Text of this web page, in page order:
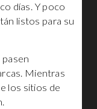
días. Y poco
listos para su
Mientras
los sitios de